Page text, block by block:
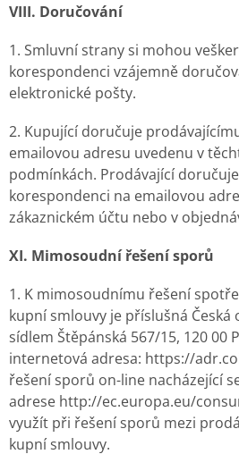
VIII. Doručování
1. Smluvní strany si mohou
korespondenci vzájemně
elektronické pošty.
2. Kupující doručuje
emailovou adresu uvedenu v
podmínkách. Prodávající
korespondenci na emailovou
zákaznickém účtu nebo v
XI. Mimosoudní řešení sporů
1. K mimosoudnímu řešení
kupní smlouvy je příslušná Česká
sídlem Štěpánská 567/15, 120 00
internetová adresa: https://
řešení sporů on-line nacházející
adrese http://ec.europa.eu/
využít při řešení sporů mezi
kupní smlouvy.